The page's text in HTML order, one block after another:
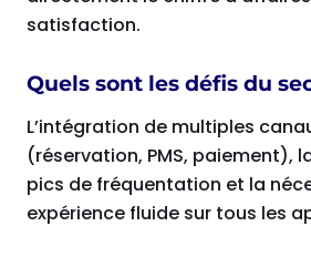
satisfaction.
Quels sont les défis du
L’intégration de multiples
(réservation, PMS, paiement),
pics de fréquentation et la
expérience fluide sur tous les